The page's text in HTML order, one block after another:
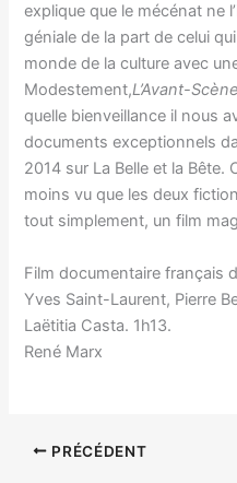
explique que le mécénat ne
géniale de la part de celui
monde de la culture avec
Modestement,L’Avant-
quelle bienveillance il nous
documents exceptionnels
2014 sur La Belle et la
moins vu que les deux
tout simplement, un film
Film documentaire français
Yves Saint-Laurent, Pierre
Laëtitia Casta. 1h13.
René Marx
PRÉCÉDENT